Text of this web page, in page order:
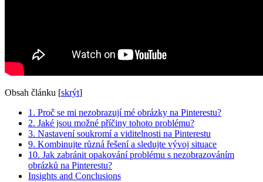
Obsah článku [skrýt]
1. Proč se mi nezobrazují mé obrázky na Pinterestu?
2. Jaké jsou možné příčiny tohoto problému?
3. Nastavení soukromí a viditelnosti na Pinterestu
9. Kombinujte různá řešení a sledujte vývoj situace
10. Jak zabránit opakování problému s nezobrazováním
obrázků na Pinterestu?
Insights and Conclusions